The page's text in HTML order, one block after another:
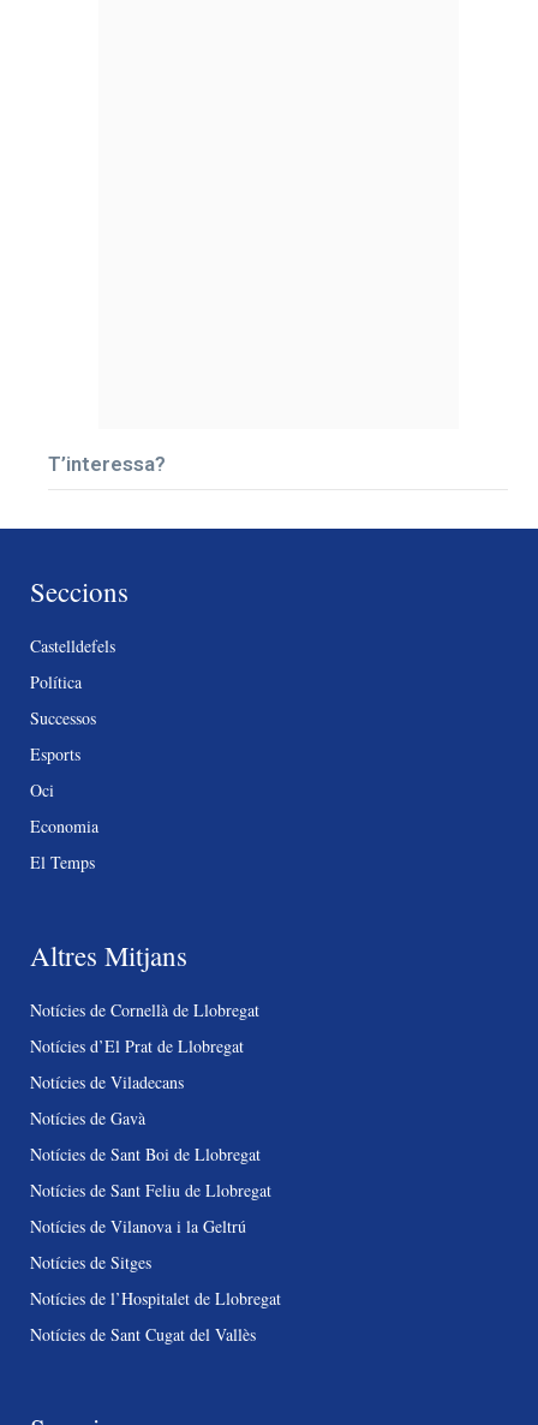
T’interessa?
Seccions
Castelldefels
Política
Successos
Esports
Oci
Economia
El Temps
Altres Mitjans
Notícies de Cornellà de Llobregat
Notícies d’El Prat de Llobregat
Notícies de Viladecans
Notícies de Gavà
Notícies de Sant Boi de Llobregat
Notícies de Sant Feliu de Llobregat
Notícies de Vilanova i la Geltrú
Notícies de Sitges
Notícies de l’Hospitalet de Llobregat
Notícies de Sant Cugat del Vallès